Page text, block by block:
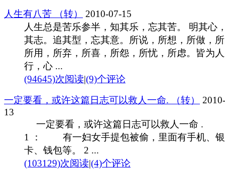
人生有八苦 （转）
2010-07-15
人生总是苦乐参半，知其乐，忘其苦。 明其心
其志。追其型，忘其意。所说，所想，所做，
所用，所弃，所喜，所怨，所忧，所虑。皆为
行，心 ...
(94645)次阅读|(9)个评论
一定要看，或许这篇日志可以救人一命. （转）
13
一定要看，或许这篇日志可以救人一命 .
1 ： 有一妇女手提包被偷，里面有手机、
卡、钱包等。 2 ...
(103129)次阅读|(4)个评论